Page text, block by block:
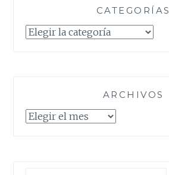
CATEGORÍAS
Categorías
ARCHIVOS
Archivos